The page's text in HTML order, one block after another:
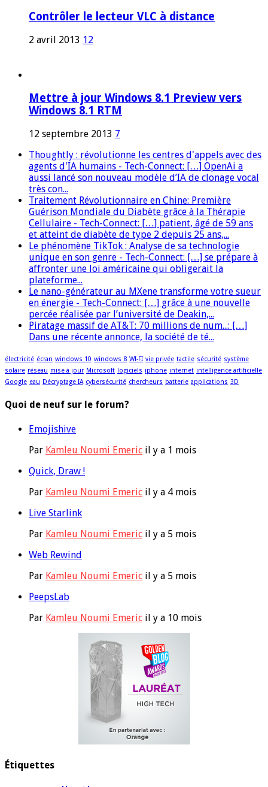
Contrôler le lecteur VLC à distance
2 avril 2013 12
Mettre à jour Windows 8.1 Preview vers
Windows 8.1 RTM
12 septembre 2013 7
Thoughtly : révolutionne les centres d'appels avec des
agents d'IA humains - Tech-Connect: […] OpenAi a
aussi lancé son nouveau modèle d’IA de clonage vocal
très con...
Traitement Révolutionnaire en Chine: Première
Guérison Mondiale du Diabète grâce à la Thérapie
Cellulaire - Tech-Connect: […] patient, âgé de 59 ans
et atteint de diabète de type 2 depuis 25 ans,...
Le phénomène TikTok : Analyse de sa technologie
unique en son genre - Tech-Connect: […] se prépare à
affronter une loi américaine qui obligerait la
plateforme...
Le nano-générateur au MXene transforme votre sueur
en énergie - Tech-Connect: […] grâce à une nouvelle
percée réalisée par l’université de Deakin,...
Piratage massif de AT&T: 70 millions de num...: […]
Dans une récente annonce, la société de té...
électricité écran windows 10 windows 8 WI-FI vie privée tactile sécurité système
solaire réseau mise à jour Microsoft logiciels iphone internet intelligence artificielle
Google eau Décryptage IA cybersécurité chercheurs batterie applications 3D
Quoi de neuf sur le forum?
Emojishive
Par Kamleu Noumi Emeric il y a 1 mois
Quick, Draw !
Par Kamleu Noumi Emeric il y a 4 mois
Live Starlink
Par Kamleu Noumi Emeric il y a 5 mois
Web Rewind
Par Kamleu Noumi Emeric il y a 5 mois
PeepsLab
Par Kamleu Noumi Emeric il y a 10 mois
Étiquettes